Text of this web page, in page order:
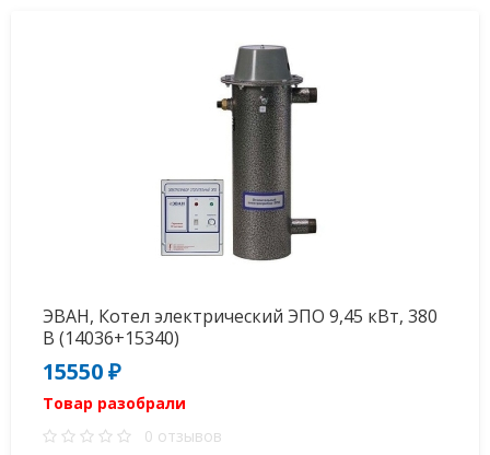
ЭВАН, Котел электрический ЭПО 9,45 кВт, 380
В (14036+15340)
15550 ₽
Товар разобрали
0 отзывов